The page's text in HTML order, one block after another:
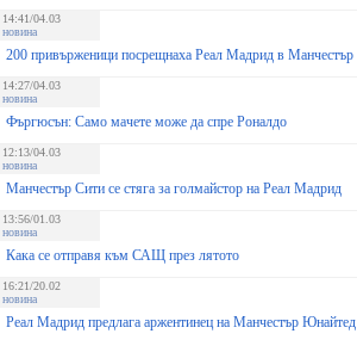
14:41/04.03
новина
200 привърженици посрещнаха Реал Мадрид в Манчестър
14:27/04.03
новина
Фъргюсън: Само мачете може да спре Роналдо
12:13/04.03
новина
Манчестър Сити се стяга за голмайстор на Реал Мадрид
13:56/01.03
новина
Кака се отправя към САЩ през лятото
16:21/20.02
новина
Реал Мадрид предлага аржентинец на Манчестър Юнайтед